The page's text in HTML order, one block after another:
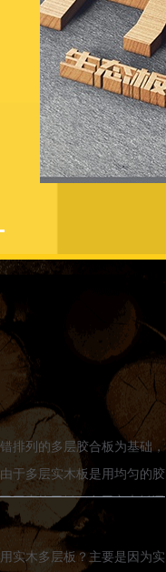
排列的多层胶合板为基础，
于多层实木板是用均匀的胶
厚度的层板，多层实木板还
实木多层板？主要是因为实